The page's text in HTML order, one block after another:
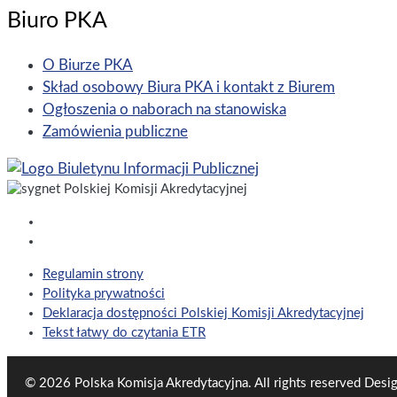
Biuro PKA
O Biurze PKA
Skład osobowy Biura PKA i kontakt z Biurem
Ogłoszenia o naborach na stanowiska
Zamówienia publiczne
Regulamin strony
Polityka prywatności
Deklaracja dostępności Polskiej Komisji Akredytacyjnej
Tekst łatwy do czytania ETR
© 2026 Polska Komisja Akredytacyjna. All rights reserved